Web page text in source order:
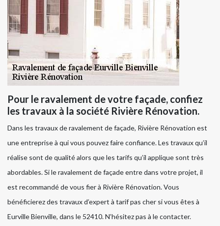
Pour le ravalement de votre façade, confiez
les travaux à la société Rivière Rénovation.
Dans les travaux de ravalement de façade, Rivière Rénovation est
une entreprise à qui vous pouvez faire confiance. Les travaux qu’il
réalise sont de qualité alors que les tarifs qu’il applique sont très
abordables. Si le ravalement de façade entre dans votre projet, il
est recommandé de vous fier à Rivière Rénovation. Vous
bénéficierez des travaux d’expert à tarif pas cher si vous êtes à
Eurville Bienville, dans le 52410. N’hésitez pas à le contacter.